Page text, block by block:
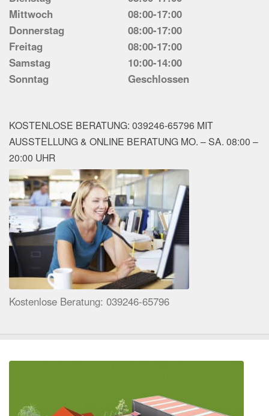
Mittwoch
08:00-17:00
Donnerstag
08:00-17:00
Freitag
08:00-17:00
Samstag
10:00-14:00
Sonntag
Geschlossen
KOSTENLOSE BERATUNG: 039246-65796 MIT
AUSSTELLUNG & ONLINE BERATUNG MO. – SA. 08:00 –
20:00 UHR
Kostenlose Beratung: 039246-65796